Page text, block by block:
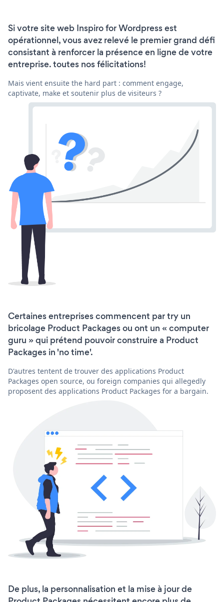
Si votre site web Inspiro for Wordpress est
opérationnel, vous avez relevé le premier grand défi
consistant à renforcer la présence en ligne de votre
entreprise. toutes nos félicitations!
Mais vient ensuite the hard part : comment engage,
captivate, make et soutenir plus de visiteurs ?
Certaines entreprises commencent par try un
bricolage Product Packages ou ont un « computer
guru » qui prétend pouvoir construire a Product
Packages in 'no time'.
D'autres tentent de trouver des applications Product
Packages open source, ou foreign companies qui allegedly
proposent des applications Product Packages for a bargain.
De plus, la personnalisation et la mise à jour de